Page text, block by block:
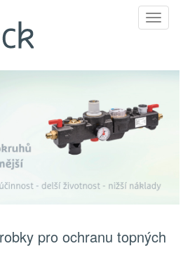
Toggle
pro ochranu topných